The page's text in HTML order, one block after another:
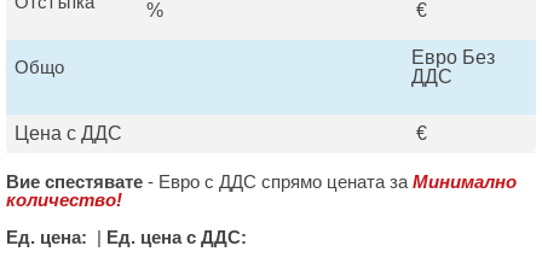
% €
Общо
Евро Без
ДДС
Цена с ДДС €
Вие спестявате - Евро с ДДС спрямо цената за Минимално
количество!
Ед. цена: | Ед. цена с ДДС: